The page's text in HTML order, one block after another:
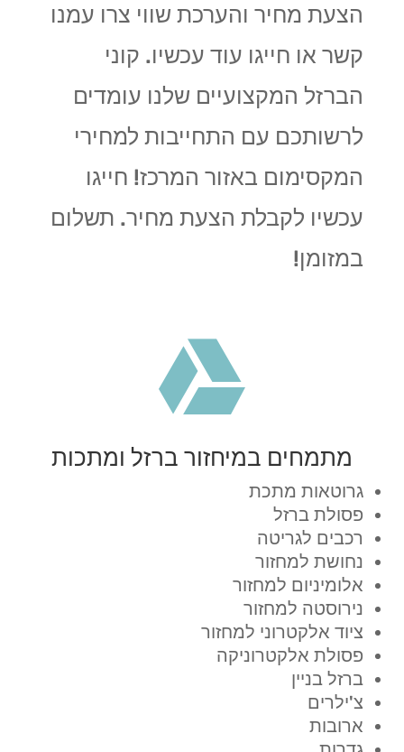
הצעת מחיר והערכת שווי צרו עמנו
קשר או חייגו עוד עכשיו. קוני
הברזל המקצועיים שלנו עומדים
לרשותכם עם התחייבות למחירי
המקסימום באזור המרכז! חייגו
עכשיו לקבלת הצעת מחיר. תשלום
במזומן!

מתמחים במיחזור ברזל ומתכות
גרוטאות מתכת
פסולת ברזל
רכבים לגריטה
נחושת למחזור
אלומיניום למחזור
נירוסטה למחזור
ציוד אלקטרוני למחזור
פסולת אלקטרוניקה
ברזל בניין
צ'ילרים
ארובות